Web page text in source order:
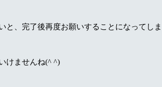
と、完了後再度お願いすることになってしま
けませんね(^ ^)